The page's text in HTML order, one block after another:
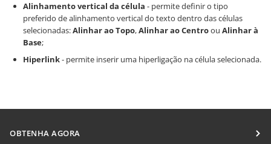
Alinhamento vertical da célula - permite definir o tipo
preferido de alinhamento vertical do texto dentro das células
selecionadas:Alinhar ao Topo,Alinhar ao Centroou Alinhar à
Base;
Hiperlink- permite inserir uma hiperligação na célula selecionada.
OBTENHA AGORA